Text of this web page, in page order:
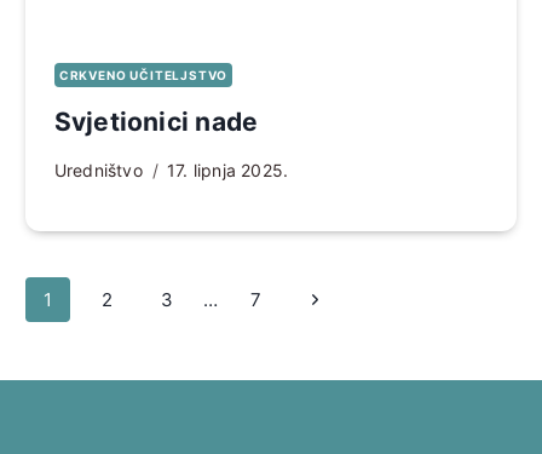
CRKVENO UČITELJSTVO
Svjetionici nade
Uredništvo 17. lipnja 2025.
Page
navigation
1 2 3 … 7
Sljedeća